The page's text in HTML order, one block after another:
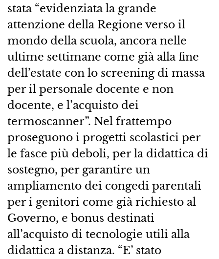
stata “evidenziata la grande
attenzione della Regione verso il
mondo della scuola, ancora nelle
ultime settimane come già alla fine
dell’estate con lo screening di massa
per il personale docente e non
docente, e l’acquisto dei
termoscanner”. Nel frattempo
proseguono i progetti scolastici per
le fasce più deboli, per la didattica di
sostegno, per garantire un
ampliamento dei congedi parentali
per i genitori come già richiesto al
Governo, e bonus destinati
all’acquisto di tecnologie utili alla
didattica a distanza. “E’ stato